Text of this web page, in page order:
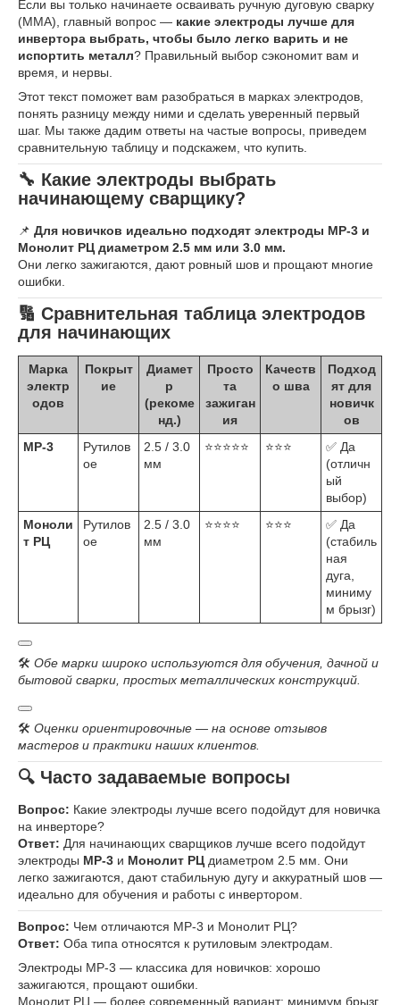
Если вы только начинаете осваивать ручную дуговую сварку
(ММА), главный вопрос — какие электроды лучше для
инвертора выбрать, чтобы было легко варить и не
испортить металл? Правильный выбор сэкономит вам и
время, и нервы.
Этот текст поможет вам разобраться в марках электродов,
понять разницу между ними и сделать уверенный первый
шаг. Мы также дадим ответы на частые вопросы, приведем
сравнительную таблицу и подскажем, что купить.
🔧 Какие электроды выбрать
начинающему сварщику?
📌 Для новичков идеально подходят электроды МР-3 и
Монолит РЦ диаметром 2.5 мм или 3.0 мм.
Они легко зажигаются, дают ровный шов и прощают многие
ошибки.
🔢 Сравнительная таблица электродов
для начинающих
Марка
электр
одов
Покрыт
ие
Диамет
р
(рекоме
нд.)
Просто
та
зажиган
ия
Качеств
о шва
Подход
ят для
новичк
ов
МР-3
Рутилов
ое
2.5 / 3.0
мм
⭐⭐⭐⭐⭐ ⭐⭐⭐
✅ Да
(отличн
ый
выбор)
Моноли
т РЦ
Рутилов
ое
2.5 / 3.0
мм
⭐⭐⭐⭐ ⭐⭐⭐
✅ Да
(стабиль
ная
дуга,
миниму
м брызг)
🛠 Обе марки широко используются для обучения, дачной и
бытовой сварки, простых металлических конструкций.
🛠 Оценки ориентировочные — на основе отзывов
мастеров и практики наших клиентов.
🔍 Часто задаваемые вопросы
Вопрос: Какие электроды лучше всего подойдут для новичка
на инверторе?
Ответ: Для начинающих сварщиков лучше всего подойдут
электроды МР-3 и Монолит РЦ диаметром 2.5 мм. Они
легко зажигаются, дают стабильную дугу и аккуратный шов —
идеально для обучения и работы с инвертором.
Вопрос: Чем отличаются МР-3 и Монолит РЦ?
Ответ: Оба типа относятся к рутиловым электродам.
Электроды МР-3 — классика для новичков: хорошо
зажигаются, прощают ошибки.
Монолит РЦ — более современный вариант: минимум брызг,